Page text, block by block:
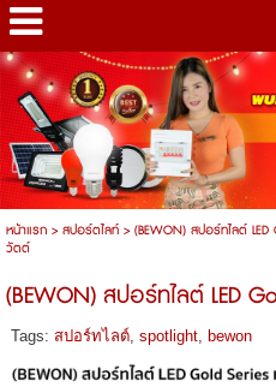
หน้าแรก> สปอร์ตไลท์> (BEWON) สปอร์ทไลต์
วัตต์
(BEWON) สปอร์ทไลต์ LED
Tags: สปอร์ทไลต์, spotlight, bewon